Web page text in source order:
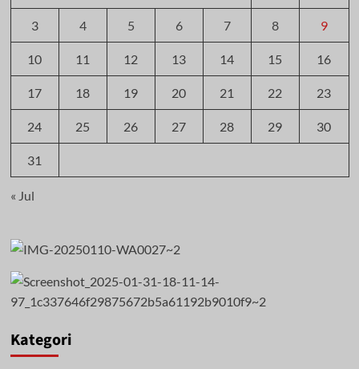
3 4 5 6 7 8 9
10 11 12 13 14 15 16
17 18 19 20 21 22 23
24 25 26 27 28 29 30
31
« Jul
Kategori